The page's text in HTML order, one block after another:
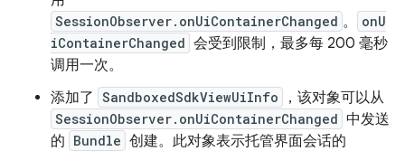
SessionObserver.onUiContainerChanged 。
onU
iContainerChanged 会受到限制，最多每 200 毫秒
调用一次。
添加了 SandboxedSdkViewUiInfo ，该对象可以从
SessionObserver.onUiContainerChanged 中发送
的 Bundle 创建。此对象表示托管界面会话的